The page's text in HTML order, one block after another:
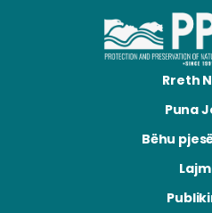
Rreth
Puna
Bëhu